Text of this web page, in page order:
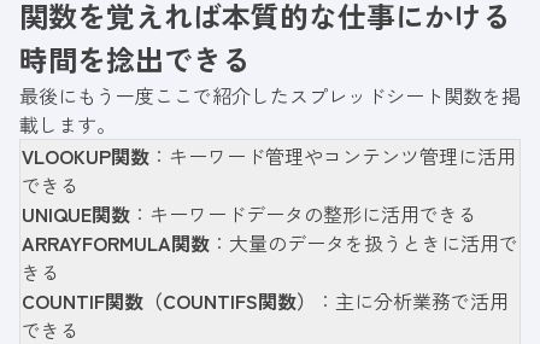
関数を覚えれば本質的な仕事にかける
時間を捻出できる
最後にもう一度ここで紹介したスプレッドシート関数を掲
載します。
VLOOKUP関数 ：キーワード管理やコンテンツ管理に活用
できる
UNIQUE関数 ：キーワードデータの整形に活用できる
ARRAYFORMULA関数 ：大量のデータを扱うときに活用で
きる
COUNTIF関数（COUNTIFS関数）
：主に分析業務で活用
できる